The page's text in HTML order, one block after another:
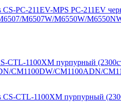
CTL-1100XM пурпурный
CM1100DW/CM1100ADN/